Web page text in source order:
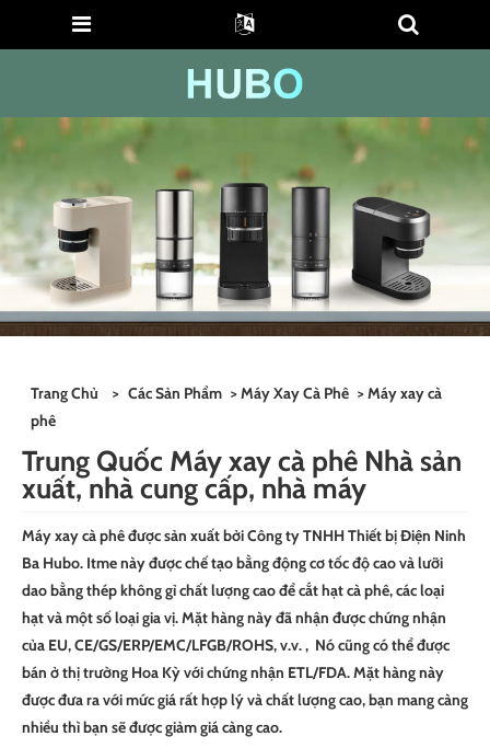
Trang Chủ > Các Sản Phẩm >Máy Xay Cà Phê > Máy xay cà
phê
Trung Quốc Máy xay cà phê Nhà sản
xuất, nhà cung cấp, nhà máy
Máy xay cà phê được sản xuất bởi Công ty TNHH Thiết bị Điện Ninh
Ba Hubo. Itme này được chế tạo bằng động cơ tốc độ cao và lưỡi
dao bằng thép không gỉ chất lượng cao để cắt hạt cà phê, các loại
hạt và một số loại gia vị. Mặt hàng này đã nhận được chứng nhận
của EU, CE/GS/ERP/EMC/LFGB/ROHS, v.v. , Nó cũng có thể được
bán ở thị trường Hoa Kỳ với chứng nhận ETL/FDA. Mặt hàng này
được đưa ra với mức giá rất hợp lý và chất lượng cao, bạn mang càng
nhiều thì bạn sẽ được giảm giá càng cao.